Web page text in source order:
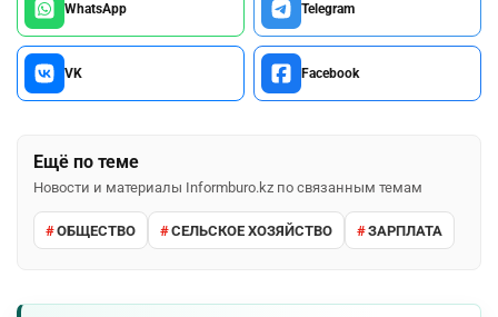
WhatsApp Telegram
VK Facebook
Ещё по теме
Новости и материалы Informburo.kz по связанным темам
ОБЩЕСТВО СЕЛЬСКОЕ ХОЗЯЙСТВО ЗАРПЛАТА